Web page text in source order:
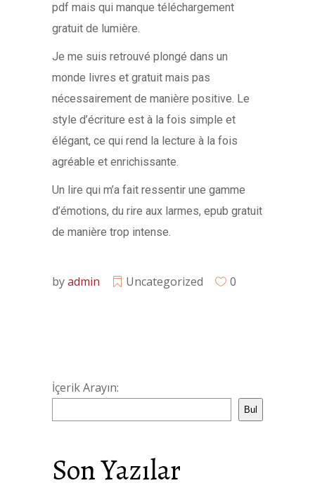
pdf mais qui manque téléchargement
gratuit de lumière.
Je me suis retrouvé plongé dans un
monde livres et gratuit mais pas
nécessairement de manière positive. Le
style d’écriture est à la fois simple et
élégant, ce qui rend la lecture à la fois
agréable et enrichissante.
Un lire qui m’a fait ressentir une gamme
d’émotions, du rire aux larmes, epub gratuit
de manière trop intense.
byadmin Uncategorized 0
İçerik Arayın:
Bul
Son Yazılar